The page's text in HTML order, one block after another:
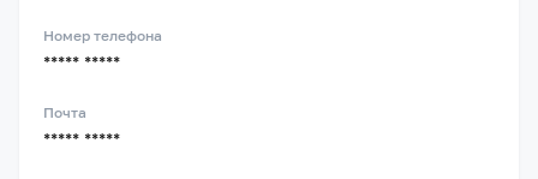
Номер телефона
***** *****
Почта
***** *****